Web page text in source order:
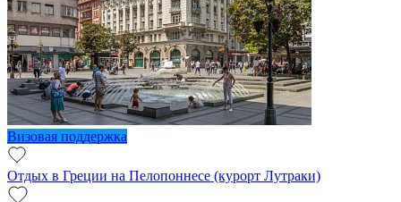
Визовая поддержка
Отдых в Греции на Пелопоннесе (курорт Лутраки)